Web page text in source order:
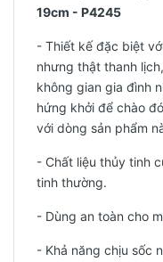
19cm - P4245
- Thiết kế đặc biệt
nhưng thật thanh
không gian gia đình
hứng khởi để chào
với dòng sản phẩm
- Chất liệu thủy tinh
tinh thường.
- Dùng an toàn cho
- Khả năng chịu sốc